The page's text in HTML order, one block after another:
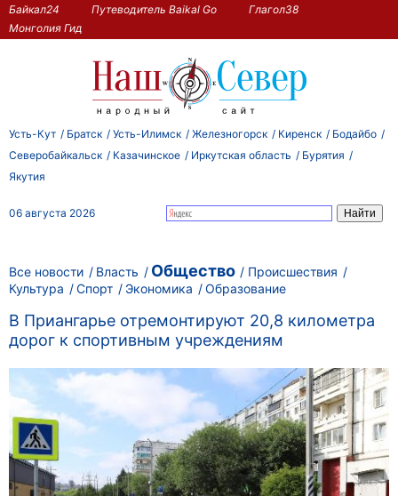
Байкал24 Путеводитель Baikal Go
Глагол38
Монголия Гид
Усть-Кут Братск Усть-Илимск Железногорск Киренск
Бодайбо
Северобайкальск
Казачинское Иркутская область
Бурятия
Якутия
06 августа 2026
Все новости Власть Общество
Происшествия
Культура
Спорт Экономика Образование
В Приангарье отремонтируют 20,8 километра
дорог к спортивным учреждениям